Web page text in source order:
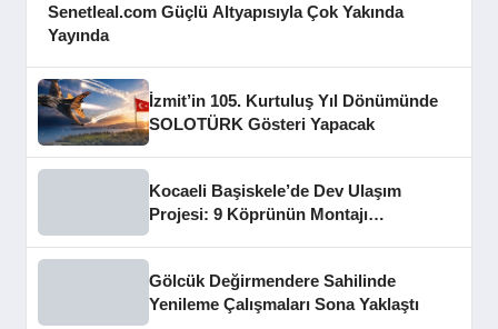
Senetleal.com Güçlü Altyapısıyla Çok Yakında
Yayında
İzmit’in 105. Kurtuluş Yıl Dönümünde
SOLOTÜRK Gösteri Yapacak
Kocaeli Başiskele’de Dev Ulaşım
Projesi: 9 Köprünün Montajı
Gölcük Değirmendere Sahilinde
Yenileme Çalışmaları Sona Yaklaştı